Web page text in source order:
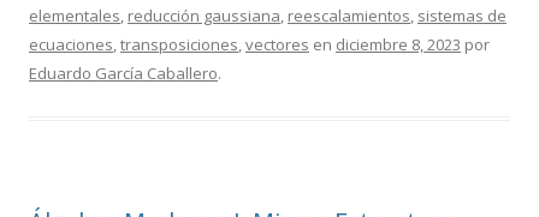
elementales, reducción gaussiana, reescalamientos, sistemas de
ecuaciones,transposiciones,vectores en diciembre 8, 2023 por
Eduardo García Caballero.